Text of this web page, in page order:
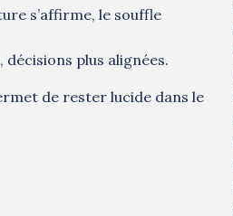
s’affirme, le souffle
plus alignées.
de rester lucide dans le